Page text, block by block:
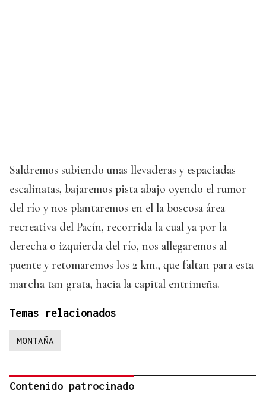
Saldremos subiendo unas llevaderas y espaciadas
escalinatas, bajaremos pista abajo oyendo el rumor
del río y nos plantaremos en el la boscosa área
recreativa del Pacín, recorrida la cual ya por la
derecha o izquierda del río, nos allegaremos al
puente y retomaremos los 2 km., que faltan para esta
marcha tan grata, hacia la capital entrimeña.
Temas relacionados
MONTAÑA
Contenido patrocinado